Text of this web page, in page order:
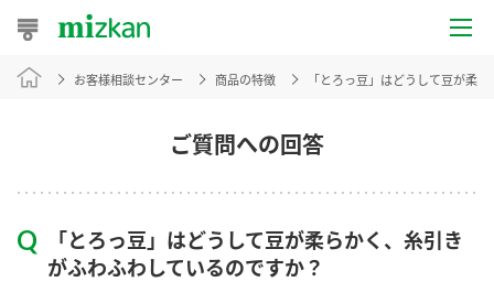
おうちレシピ
レシピ特集
レシピカテゴリ一覧
ご質問への回答
お客様相談センター 商品の特徴 「とろっ豆」はどうして豆が柔
「とろっ豆」はどうして豆が柔らかく、糸引き
がふわふわしているのですか？